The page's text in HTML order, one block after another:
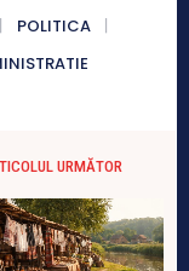
POLITICA
URMĂTOR